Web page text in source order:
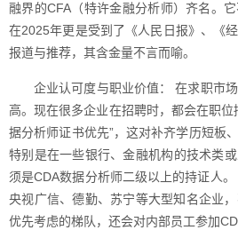
融界的CFA（特许金融分析师）齐名。
在2025年更是受到了《人民日报》、《
报道与推荐，其含金量不言而喻。
企业认可度与职业价值： 在求职市
高。现在很多企业在招聘时，都会在职位
据分析师证书优先”，这对补齐学历短板
特别是在一些银行、金融机构的技术类
须是CDA数据分析师二级以上的持证人。
央视广信、德勤、苏宁等大型知名企业
优先考虑的梯队，还会对内部员工参加